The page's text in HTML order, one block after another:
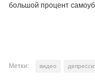
большой процент
Метки: видео